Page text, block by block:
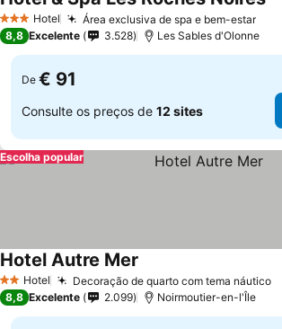
3 EstrelasHotel Área exclusiva de spa e bem-estar
8,8 Excelente 3.528 Les Sables d'Olonne
De € 91
Consulte os preços de 12 sites
Escolha popular
2 Estrelas
Hotel Decoração de quarto com tema náutico
Hotel Autre Mer
8,8 Excelente 2.099 Noirmoutier-en-l'Île